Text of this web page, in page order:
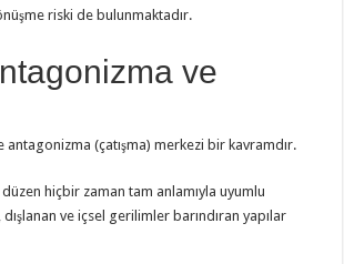
riski de bulunmaktadır.
ve
antagonizma (çatışma) merkezi bir kavramdır.
hiçbir zaman tam anlamıyla uyumlu
ve içsel gerilimler barındıran yapılar